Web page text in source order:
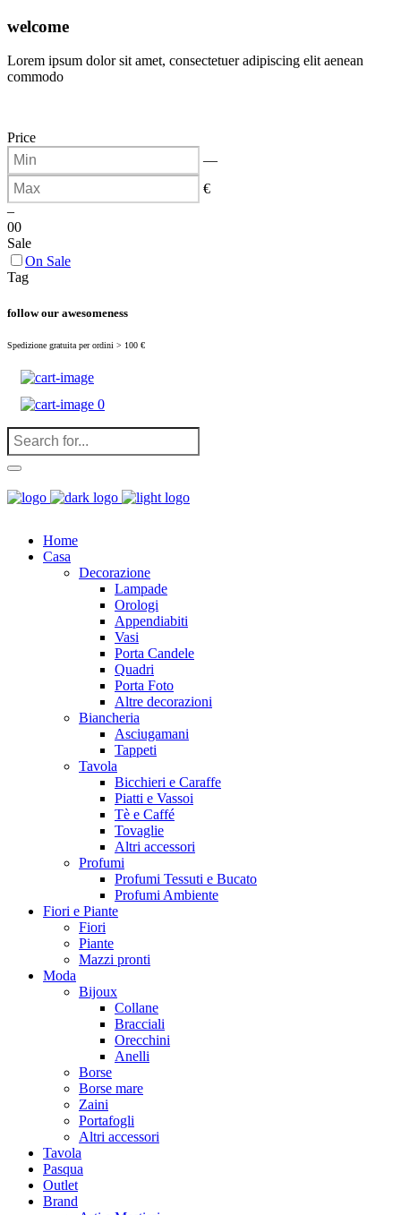
welcome
Lorem ipsum dolor sit amet, consectetuer adipiscing elit aenean
commodo
Price
—
€
–
00
Sale
On Sale
Tag
follow our awesomeness
Spedizione gratuita per ordini > 100 €
0
Home
Casa
Decorazione
Lampade
Orologi
Appendiabiti
Vasi
Porta Candele
Quadri
Porta Foto
Altre decorazioni
Biancheria
Asciugamani
Tappeti
Tavola
Bicchieri e Caraffe
Piatti e Vassoi
Tè e Caffé
Tovaglie
Altri accessori
Profumi
Profumi Tessuti e Bucato
Profumi Ambiente
Fiori e Piante
Fiori
Piante
Mazzi pronti
Moda
Bijoux
Collane
Bracciali
Orecchini
Anelli
Borse
Borse mare
Zaini
Portafogli
Altri accessori
Tavola
Pasqua
Outlet
Brand